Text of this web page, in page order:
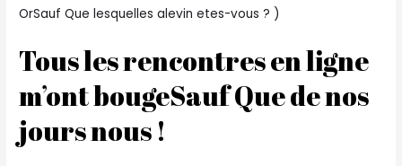
OrSauf Que lesquelles alevin etes-vous ? )
Tous les rencontres en ligne
m’ont bougeSauf Que de nos
jours nous !